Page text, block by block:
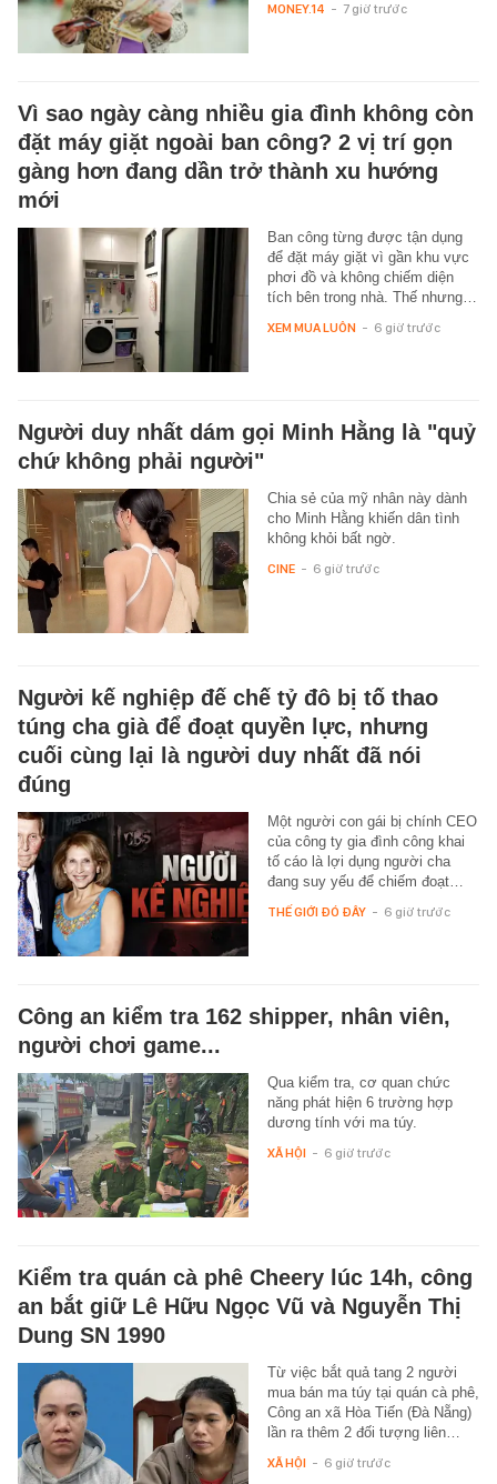
MONEY.14 - 7 giờ trước
Vì sao ngày càng nhiều gia đình không còn
đặt máy giặt ngoài ban công? 2 vị trí gọn
gàng hơn đang dần trở thành xu hướng
mới
Ban công từng được tận dụng
để đặt máy giặt vì gần khu vực
phơi đồ và không chiếm diện
tích bên trong nhà. Thế nhưng…
XEM MUA LUÔN - 6 giờ trước
Người duy nhất dám gọi Minh Hằng là "quỷ
chứ không phải người"
Chia sẻ của mỹ nhân này dành
cho Minh Hằng khiến dân tình
không khỏi bất ngờ.
CINE - 6 giờ trước
Người kế nghiệp đế chế tỷ đô bị tố thao
túng cha già để đoạt quyền lực, nhưng
cuối cùng lại là người duy nhất đã nói
đúng
Một người con gái bị chính CEO
của công ty gia đình công khai
tố cáo là lợi dụng người cha
đang suy yếu để chiếm đoạt…
THẾ GIỚI ĐÓ ĐÂY - 6 giờ trước
Công an kiểm tra 162 shipper, nhân viên,
người chơi game...
Qua kiểm tra, cơ quan chức
năng phát hiện 6 trường hợp
dương tính với ma túy.
XÃ HỘI - 6 giờ trước
Kiểm tra quán cà phê Cheery lúc 14h, công
an bắt giữ Lê Hữu Ngọc Vũ và Nguyễn Thị
Dung SN 1990
Từ việc bắt quả tang 2 người
mua bán ma túy tại quán cà phê,
Công an xã Hòa Tiến (Đà Nẵng)
lần ra thêm 2 đối tượng liên…
XÃ HỘI - 6 giờ trước